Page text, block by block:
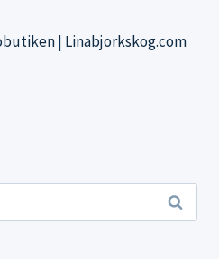
| Linabjorkskog.com